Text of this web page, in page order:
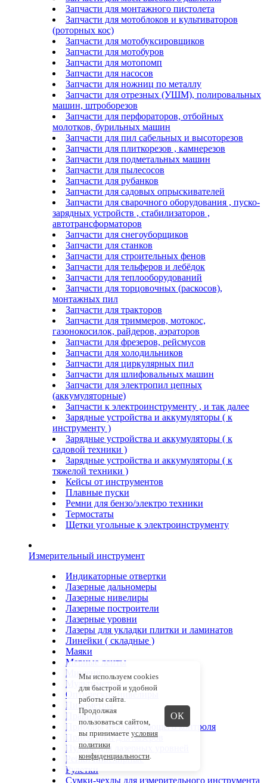
Запчасти для монтажного пистолета
Запчасти для мотоблоков и культиваторов
(роторных кос)
Запчасти для мотобуксировщиков
Запчасти для мотобуров
Запчасти для мотопомп
Запчасти для насосов
Запчасти для ножниц по металлу
Запчасти для отрезных (УШМ), полировальных
машин, штроборезов
Запчасти для перфораторов, отбойных
молотков, бурильных машин
Запчасти для пил сабельных и высоторезов
Запчасти для плиткорезов , камнерезов
Запчасти для подметальных машин
Запчасти для пылесосов
Запчасти для рубанков
Запчасти для садовых опрыскивателей
Запчасти для сварочного оборудования , пуско-
зарядных устройств , стабилизаторов ,
автотрансформаторов
Запчасти для снегоуборщиков
Запчасти для станков
Запчасти для строительных фенов
Запчасти для тельферов и лебёдок
Запчасти для теплооборудований
Запчасти для торцовочных (раскосов),
монтажных пил
Запчасти для тракторов
Запчасти для триммеров, мотокос,
газонокосилок, райдеров, аэраторов
Запчасти для фрезеров, рейсмусов
Запчасти для холодильников
Запчасти для циркулярных пил
Запчасти для шлифовальных машин
Запчасти для электропил цепных
(аккумуляторные)
Запчасти к электроинструменту , и так далее
Зарядные устройства и аккумуляторы ( к
инструменту )
Зарядные устройства и аккумуляторы ( к
садовой техники )
Зарядные устройства и аккумуляторы ( к
тяжелой техники )
Кейсы от инструментов
Плавные пуски
Ремни для бензо/электро техники
Термостаты
Щетки угольные к электроинструменту
Измерительный инструмент
Индикаторные отвертки
Лазерные дальномеры
Лазерные нивелиры
Лазерные построители
Лазерные уровни
Лазеры для укладки плитки и ламинатов
Линейки ( складные )
Маяки
Мерные ленты
Мишени
Мультиметры
Оптические нивелиры
Пирометры
Правила
Приборы неразрушающего контроля
Приемники для лазеров
Пульты для лазерных уровней
Рейки нивелирные
Рулетки
Сумки-чехлы для измерительного инструмента
Мы используем cookies
для быстрой и удобной
работы сайта.
Продолжая
пользоваться сайтом,
вы принимаете условия
политики
конфиденциальности.
ОК